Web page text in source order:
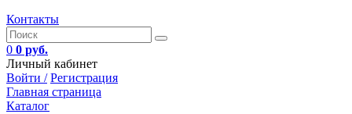
Контакты
0 0 руб.
Личный кабинет
Войти / Регистрация
Главная страница
Каталог